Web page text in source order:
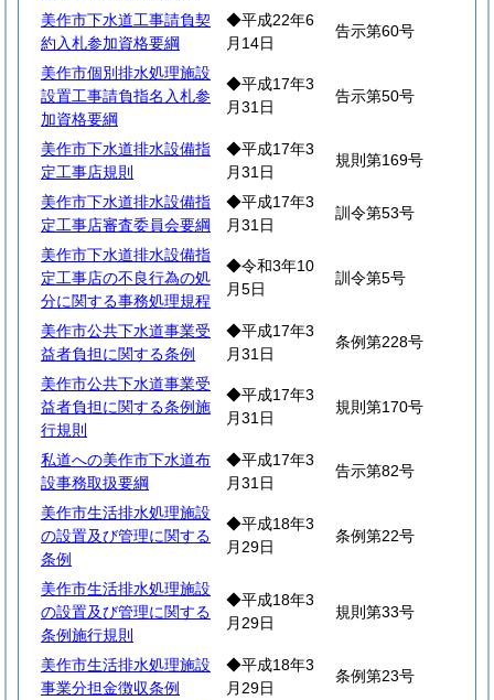
美作市下水道工事請負契
約入札参加資格要綱
◆平成22年6
月14日
告示第60号
美作市個別排水処理施設
設置工事請負指名入札参
加資格要綱
◆平成17年3
月31日
告示第50号
美作市下水道排水設備指
定工事店規則
◆平成17年3
月31日
規則第169号
美作市下水道排水設備指
定工事店審査委員会要綱
◆平成17年3
月31日
訓令第53号
美作市下水道排水設備指
定工事店の不良行為の処
分に関する事務処理規程
◆令和3年10
月5日
訓令第5号
美作市公共下水道事業受
益者負担に関する条例
◆平成17年3
月31日
条例第228号
美作市公共下水道事業受
益者負担に関する条例施
行規則
◆平成17年3
月31日
規則第170号
私道への美作市下水道布
設事務取扱要綱
◆平成17年3
月31日
告示第82号
美作市生活排水処理施設
の設置及び管理に関する
条例
◆平成18年3
月29日
条例第22号
美作市生活排水処理施設
の設置及び管理に関する
条例施行規則
◆平成18年3
月29日
規則第33号
美作市生活排水処理施設
事業分担金徴収条例
◆平成18年3
月29日
条例第23号